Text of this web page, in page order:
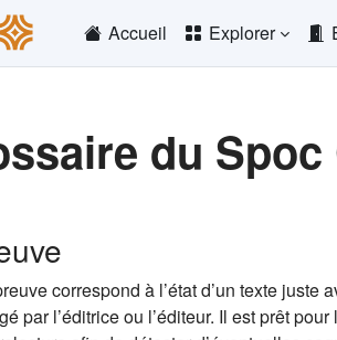
Accueil
Explorer
du Spoc
correspond à l’état d’un texte
par l’éditrice ou l’éditeur. Il est prêt